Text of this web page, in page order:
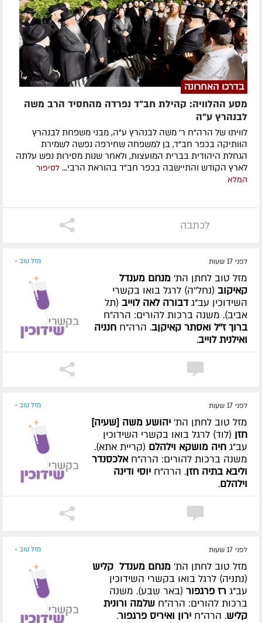
בדרכו האחרונה
מסע ההלוויה: קהילת חב"ד נפרדה מהחסיד הרב משה
לבנהרץ ע"ה
לוויתו של הרה"ח ר' משה לבנהרץ ע"ה, מבני משפחת לבנהרץ
הוותיקה בכפר חב"ד, בן למשפחה שחירפה נפשה לשמירת
הגחלת היהודית בברית המועצות, ולאחר שנות מסירות נפש עלתה
לארץ הקודש והתיישבה בכפר חב"ד בהוראת הרבי... לסיפור
המלא
לכתבה
לפני 17 שעות מזל טוב »
מזל טוב לחתן הת' מנחם מענדל
קאיקוב (נחל''ה) לרגל בואו בקשרי
השידוכין עב"ג דבורה לאה לוייב (תל
אביב). משנה ברכות להורים: הרה"ח
ברוך ז''ל ואסתר קאיקןב. הרה"ח חנניה
ואילנית לוייב.
לפני 17 שעות מזל טוב »
מזל טוב לחתן הת' יהושע משה [שעיה]
חזן (לוד) לרגל בואו בקשרי השידוכין
עב"ג חיה מושקא וילהלם (קריית אתא).
משנה ברכות להורים: הרה"חאלכסנדר
וליבא בתיה חזן. הרה"ח יוסי ודינה
וילהלם.
לפני 17 שעות מזל טוב »
מזל טוב לחתן הת' מנחם מענדל קליש
(נתניה) לרגל בואו בקשרי השידוכין
עב"ג רז פרגפור (באר שבע). משנה
ברכות להורים: הרה"ח שלמה ורונית
קליש. הרה"ח ירון ואיריס פרגפור.